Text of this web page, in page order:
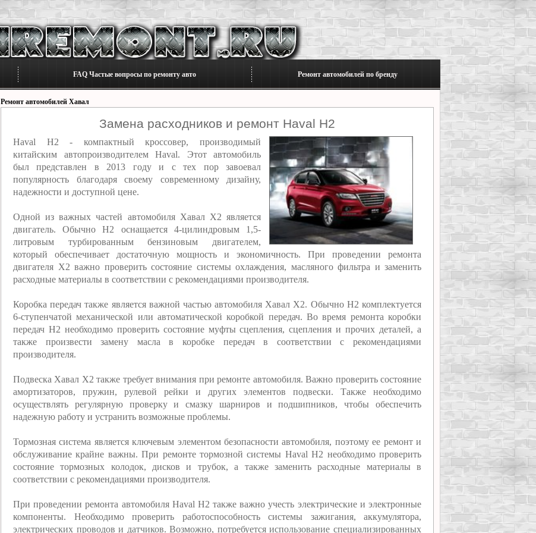
FAQ Частые вопросы по ремонту авто Ремонт автомобилей по бренду
Ремонт автомобилей Хавал
Замена расходников и ремонт Haval H2
Haval H2 - компактный кроссовер, производимый
китайским автопроизводителем Haval. Этот автомобиль
был представлен в 2013 году и с тех пор завоевал
популярность благодаря своему современному дизайну,
надежности и доступной цене.
Одной из важных частей автомобиля Хавал Х2 является
двигатель. Обычно H2 оснащается 4-цилиндровым 1,5-
литровым турбированным бензиновым двигателем,
который обеспечивает достаточную мощность и экономичность. При проведении ремонта
двигателя Х2 важно проверить состояние системы охлаждения, масляного фильтра и заменить
расходные материалы в соответствии с рекомендациями производителя.
Коробка передач также является важной частью автомобиля Хавал Х2. Обычно H2 комплектуется
6-ступенчатой механической или автоматической коробкой передач. Во время ремонта коробки
передач H2 необходимо проверить состояние муфты сцепления, сцепления и прочих деталей, а
также произвести замену масла в коробке передач в соответствии с рекомендациями
производителя.
Подвеска Хавал Х2 также требует внимания при ремонте автомобиля. Важно проверить состояние
амортизаторов, пружин, рулевой рейки и других элементов подвески. Также необходимо
осуществлять регулярную проверку и смазку шарниров и подшипников, чтобы обеспечить
надежную работу и устранить возможные проблемы.
Тормозная система является ключевым элементом безопасности автомобиля, поэтому ее ремонт и
обслуживание крайне важны. При ремонте тормозной системы Haval H2 необходимо проверить
состояние тормозных колодок, дисков и трубок, а также заменить расходные материалы в
соответствии с рекомендациями производителя.
При проведении ремонта автомобиля Haval H2 также важно учесть электрические и электронные
компоненты. Необходимо проверить работоспособность системы зажигания, аккумулятора,
электрических проводов и датчиков. Возможно, потребуется использование специализированных